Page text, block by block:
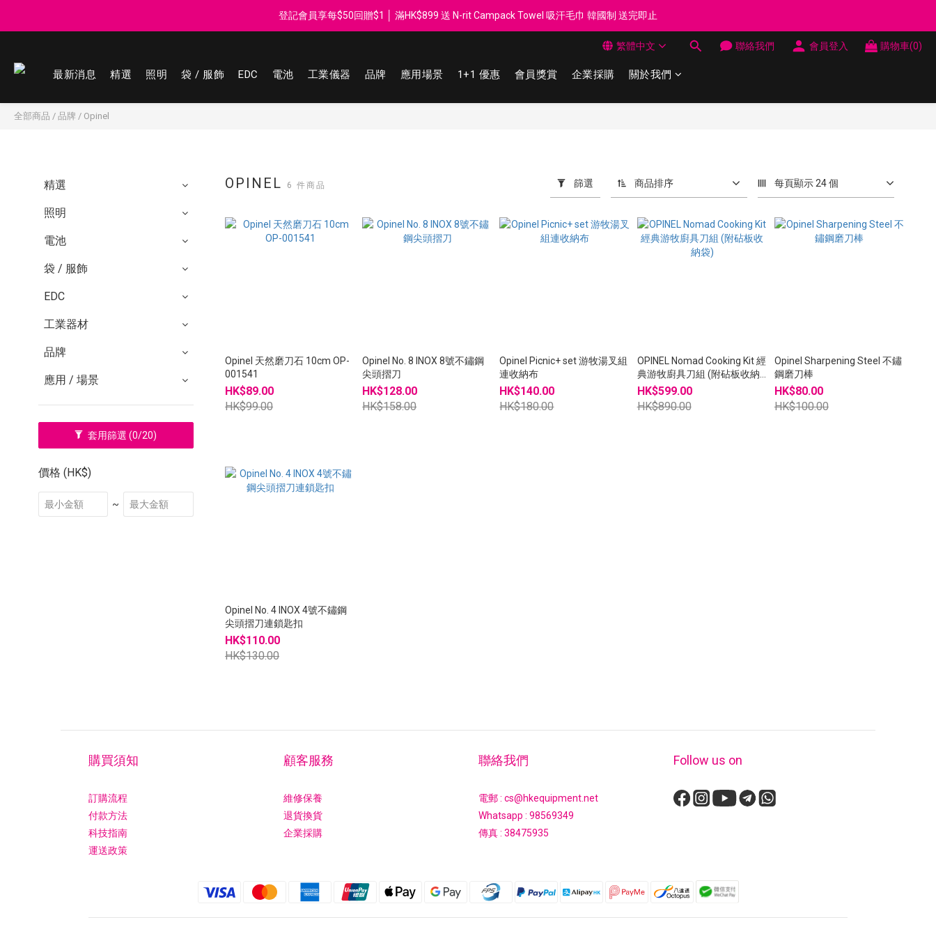
登記會員享每$50回贈$1 │ 滿HK$899 送 N-rit Campack Towel 吸汗毛巾 韓國制 送完即止
登記會員享每$50回贈$1 │ 滿HK$899 送 N-rit Campack Towel 吸汗毛巾 韓國制 送完即止
滿HK$60 郵局/智郵站 取件免運費 │ 滿HK$200 順豐門市/智能柜取件免運費
Whatsapp 98569349 │ 歡迎團體採購, 報價查詢, 接受採購卡
繁體中文 聯絡我們 會員登入 購物車(0)
最新消息 精選 照明 袋 / 服飾 EDC 電池 工業儀器 品牌 應用場景 1+1 優惠 會員獎賞 企業採購 關於我們
全部商品 / 品牌 / Opinel
精選
照明
電池
袋 / 服飾
EDC
工業器材
品牌
應用 / 場景
套用篩選(0/20)
價格 (HK$)
~
OPINEL 6 件商品 篩選 商品排序 每頁顯示 24 個
Opinel 天然磨刀石 10cm OP-
001541
HK$89.00
HK$99.00
Opinel No. 8 INOX 8號不鏽鋼
尖頭摺刀
HK$128.00
HK$158.00
Opinel Picnic+ set 游牧湯叉組
連收納布
HK$140.00
HK$180.00
OPINEL Nomad Cooking Kit 經
典游牧廚具刀組 (附砧板收納
袋)
HK$599.00
HK$890.00
Opinel Sharpening Steel 不鏽
鋼磨刀棒
HK$80.00
HK$100.00
Opinel No. 4 INOX 4號不鏽鋼
尖頭摺刀連鎖匙扣
HK$110.00
HK$130.00
購買須知
訂購流程
付款方法
科技指南
運送政策
顧客服務
維修保養
退貨換貨
企業採購
聯絡我們
電郵 : cs@hkequipment.net
Whatsapp : 98569349
傳真 : 38475935
Follow us on